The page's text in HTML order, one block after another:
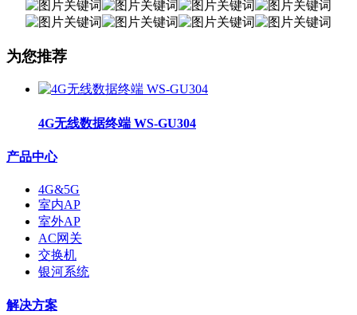
为您推荐
4G无线数据终端 WS-GU304
产品中心
4G&5G
室内AP
室外AP
AC网关
交换机
银河系统
解决方案